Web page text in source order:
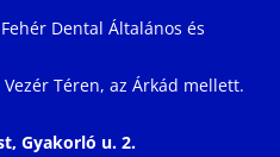
Fehér Dental Általános és
Vezér Téren, az Árkád mellett.
Gyakorló u. 2.